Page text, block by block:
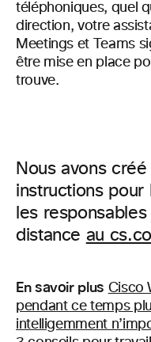
téléphoniques, quel
direction, votre
Meetings et Teams
être mise en place
trouve.
Nous avons
instructions pour
les
distance au
En savoir plus Cisco
pendant ce temps
intelligemment